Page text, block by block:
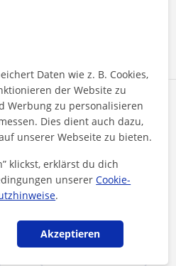
Plus
Daten wie z. B. Cookies,
der Website zu
Werbung zu personalisieren
Dies dient auch dazu,
unserer Webseite zu bieten.
klickst, erklärst du dich
unsererCookie-
.
Akzeptieren